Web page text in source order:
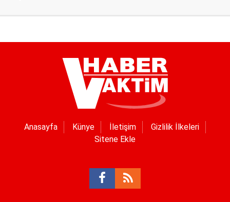
Anasayfa Künye İletişim
Gizlilik İlkeleri
Sitene Ekle